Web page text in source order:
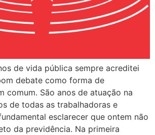
de vida pública sempre acreditei
debate como forma de
comum. São anos de atuação na
de todas as trabalhadoras e
esclarecer que ontem não
da previdência. Na primeira